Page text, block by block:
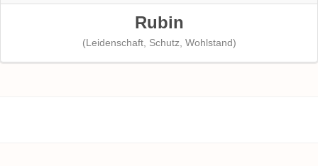
Rubin
(Leidenschaft, Schutz, Wohlstand)